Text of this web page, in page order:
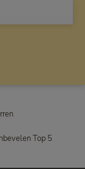
Top 5